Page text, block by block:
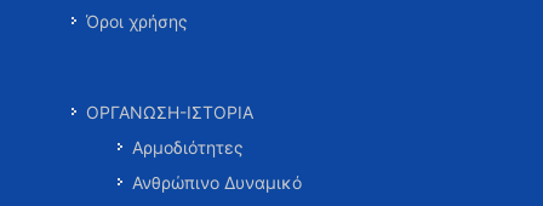
Όροι χρήσης
ΟΡΓΑΝΩΣΗ-ΙΣΤΟΡΙΑ
Αρμοδιότητες
Ανθρώπινο Δυναμικό